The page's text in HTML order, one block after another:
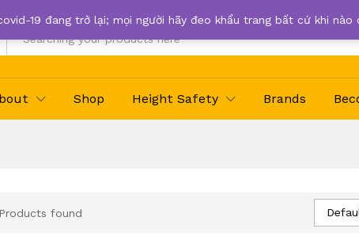
Shop Height Safety Brands
Products found
19 đang trở lại; mọi người hãy đeo khẩu trang bất cứ khi nào